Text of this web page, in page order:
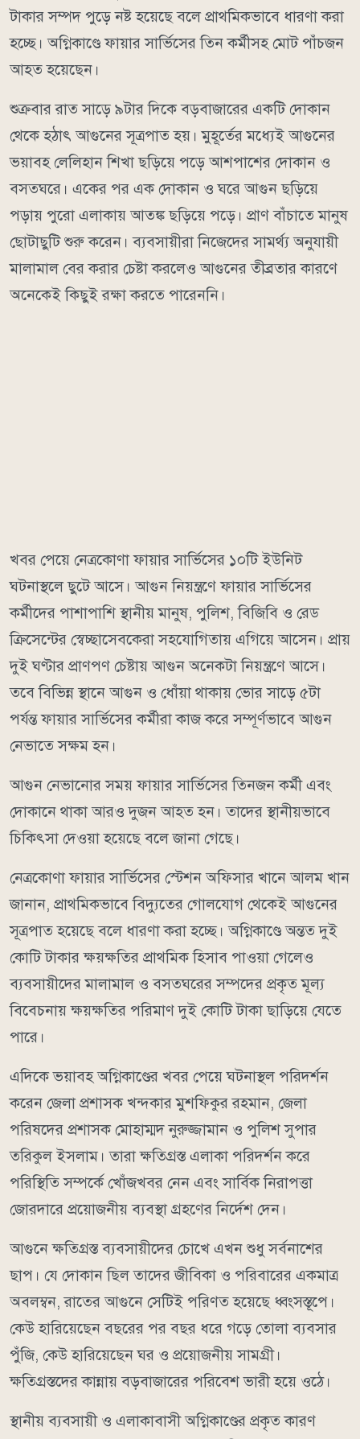
টাকার সম্পদ পুড়ে নষ্ট হয়েছে বলে প্রাথমিকভাবে ধারণা করা
হচ্ছে। অগ্নিকাণ্ডে ফায়ার সার্ভিসের তিন কর্মীসহ মোট পাঁচজন
আহত হয়েছেন।
শুক্রবার রাত সাড়ে ৯টার দিকে বড়বাজারের একটি দোকান
থেকে হঠাৎ আগুনের সূত্রপাত হয়। মুহূর্তের মধ্যেই আগুনের
ভয়াবহ লেলিহান শিখা ছড়িয়ে পড়ে আশপাশের দোকান ও
বসতঘরে। একের পর এক দোকান ও ঘরে আগুন ছড়িয়ে
পড়ায় পুরো এলাকায় আতঙ্ক ছড়িয়ে পড়ে। প্রাণ বাঁচাতে মানুষ
ছোটাছুটি শুরু করেন। ব্যবসায়ীরা নিজেদের সামর্থ্য অনুযায়ী
মালামাল বের করার চেষ্টা করলেও আগুনের তীব্রতার কারণে
অনেকেই কিছুই রক্ষা করতে পারেননি।
খবর পেয়ে নেত্রকোণা ফায়ার সার্ভিসের ১০টি ইউনিট
ঘটনাস্থলে ছুটে আসে। আগুন নিয়ন্ত্রণে ফায়ার সার্ভিসের
কর্মীদের পাশাপাশি স্থানীয় মানুষ, পুলিশ, বিজিবি ও রেড
ক্রিসেন্টের স্বেচ্ছাসেবকেরা সহযোগিতায় এগিয়ে আসেন। প্রায়
দুই ঘণ্টার প্রাণপণ চেষ্টায় আগুন অনেকটা নিয়ন্ত্রণে আসে।
তবে বিভিন্ন স্থানে আগুন ও ধোঁয়া থাকায় ভোর সাড়ে ৫টা
পর্যন্ত ফায়ার সার্ভিসের কর্মীরা কাজ করে সম্পূর্ণভাবে আগুন
নেভাতে সক্ষম হন।
আগুন নেভানোর সময় ফায়ার সার্ভিসের তিনজন কর্মী এবং
দোকানে থাকা আরও দুজন আহত হন। তাদের স্থানীয়ভাবে
চিকিৎসা দেওয়া হয়েছে বলে জানা গেছে।
নেত্রকোণা ফায়ার সার্ভিসের স্টেশন অফিসার খানে আলম খান
জানান, প্রাথমিকভাবে বিদ্যুতের গোলযোগ থেকেই আগুনের
সূত্রপাত হয়েছে বলে ধারণা করা হচ্ছে। অগ্নিকাণ্ডে অন্তত দুই
কোটি টাকার ক্ষয়ক্ষতির প্রাথমিক হিসাব পাওয়া গেলেও
ব্যবসায়ীদের মালামাল ও বসতঘরের সম্পদের প্রকৃত মূল্য
বিবেচনায় ক্ষয়ক্ষতির পরিমাণ দুই কোটি টাকা ছাড়িয়ে যেতে
পারে।
এদিকে ভয়াবহ অগ্নিকাণ্ডের খবর পেয়ে ঘটনাস্থল পরিদর্শন
করেন জেলা প্রশাসক খন্দকার মুশফিকুর রহমান, জেলা
পরিষদের প্রশাসক মোহাম্মদ নুরুজ্জামান ও পুলিশ সুপার
তরিকুল ইসলাম। তারা ক্ষতিগ্রস্ত এলাকা পরিদর্শন করে
পরিস্থিতি সম্পর্কে খোঁজখবর নেন এবং সার্বিক নিরাপত্তা
জোরদারে প্রয়োজনীয় ব্যবস্থা গ্রহণের নির্দেশ দেন।
আগুনে ক্ষতিগ্রস্ত ব্যবসায়ীদের চোখে এখন শুধু সর্বনাশের
ছাপ। যে দোকান ছিল তাদের জীবিকা ও পরিবারের একমাত্র
অবলম্বন, রাতের আগুনে সেটিই পরিণত হয়েছে ধ্বংসস্তূপে।
কেউ হারিয়েছেন বছরের পর বছর ধরে গড়ে তোলা ব্যবসার
পুঁজি, কেউ হারিয়েছেন ঘর ও প্রয়োজনীয় সামগ্রী।
ক্ষতিগ্রস্তদের কান্নায় বড়বাজারের পরিবেশ ভারী হয়ে ওঠে।
স্থানীয় ব্যবসায়ী ও এলাকাবাসী অগ্নিকাণ্ডের প্রকৃত কারণ